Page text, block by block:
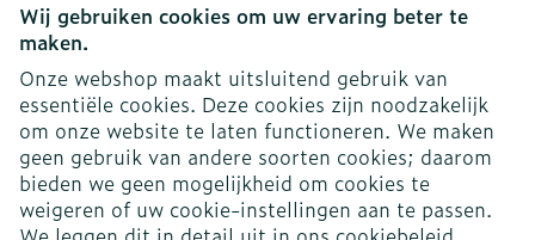
Wij gebruiken cookies om uw ervaring beter te
maken.
Onze webshop maakt uitsluitend gebruik van
essentiële cookies. Deze cookies zijn noodzakelijk
om onze website te laten functioneren. We maken
geen gebruik van andere soorten cookies; daarom
bieden we geen mogelijkheid om cookies te
weigeren of uw cookie-instellingen aan te passen.
Juridische links